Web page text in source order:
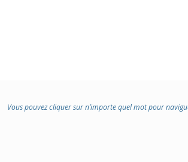
Vous pouvez cliquer sur n’importe quel mot pour